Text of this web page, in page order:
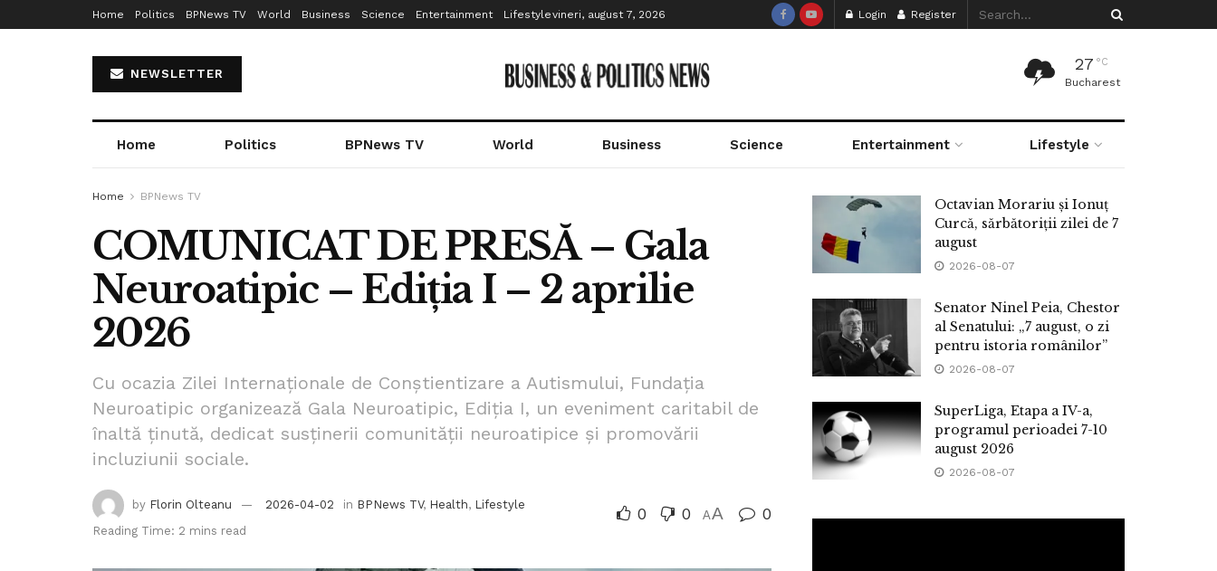
Home Politics BPNews TV World Business Science Entertainment Lifestylevineri, august 7, 2026 Login Register
NEWSLETTER
27 °C
Bucharest
Home Politics BPNews TV World Business Science Entertainment Lifestyle
Home BPNews TV
COMUNICAT DE PRESĂ – Gala
Neuroatipic – Ediția I – 2 aprilie
2026
Cu ocazia Zilei Internaționale de Conștientizare a Autismului, Fundația
Neuroatipic organizează Gala Neuroatipic, Ediția I, un eveniment caritabil de
înaltă ținută, dedicat susținerii comunității neuroatipice și promovării
incluziunii sociale.
by Florin Olteanu 2026-04-02 in BPNews TV, Health, Lifestyle
Reading Time: 2 mins read
0 0 AA 0
Octavian Morariu și Ionuț
Curcă, sărbătoriții zilei de 7
august
2026-08-07
Senator Ninel Peia, Chestor
al Senatului: „7 august, o zi
pentru istoria românilor”
2026-08-07
SuperLiga, Etapa a IV-a,
programul perioadei 7-10
august 2026
2026-08-07